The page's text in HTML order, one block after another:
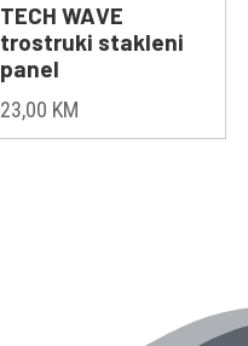
TECH WAVE
trostruki stakleni
panel
23,00 KM